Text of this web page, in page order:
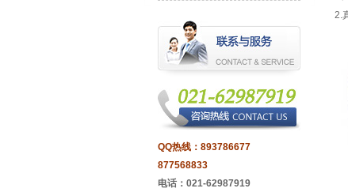
2.
QQ热线： 893786677
877568833
电话：021-62987919